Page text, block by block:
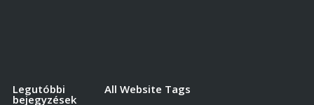
Legutóbbi
bejegyzések
All Website Tags